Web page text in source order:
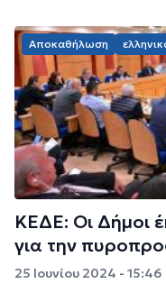
Αποκαθήλωση
ΚΕΔΕ: Οι Δήμοι
για την
25 Ιουνίου 2024 - 15:46